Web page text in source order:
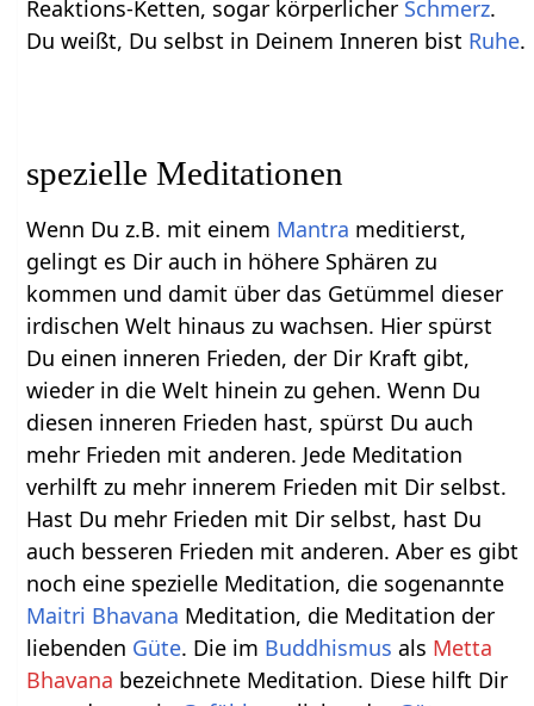
Reaktions-Ketten, sogar körperlicher Schmerz.
Du weißt, Du selbst in Deinem Inneren bist Ruhe.
spezielle Meditationen
Wenn Du z.B. mit einem Mantra meditierst,
gelingt es Dir auch in höhere Sphären zu
kommen und damit über das Getümmel dieser
irdischen Welt hinaus zu wachsen. Hier spürst
Du einen inneren Frieden, der Dir Kraft gibt,
wieder in die Welt hinein zu gehen. Wenn Du
diesen inneren Frieden hast, spürst Du auch
mehr Frieden mit anderen. Jede Meditation
verhilft zu mehr innerem Frieden mit Dir selbst.
Hast Du mehr Frieden mit Dir selbst, hast Du
auch besseren Frieden mit anderen. Aber es gibt
noch eine spezielle Meditation, die sogenannte
Maitri Bhavana Meditation, die Meditation der
liebenden Güte. Die im Buddhismus als Metta
Bhavana bezeichnete Meditation. Diese hilft Dir